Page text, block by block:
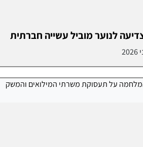
לנוער מוביל עשייה חברתית